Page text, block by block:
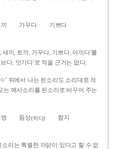
가꾸다
기쁘다
끼, 토끼, 가꾸다, 기쁘다, 아끼다’를
다, 앗기다’로 적을 근거는 없다.
’ 뒤에서 나는 된소리도 소리대로 적
는 예사소리를 된소리로 바꾸어 주는
듬성(하다)
함지
소리는 특별한 까닭이 있다고 할 수 없